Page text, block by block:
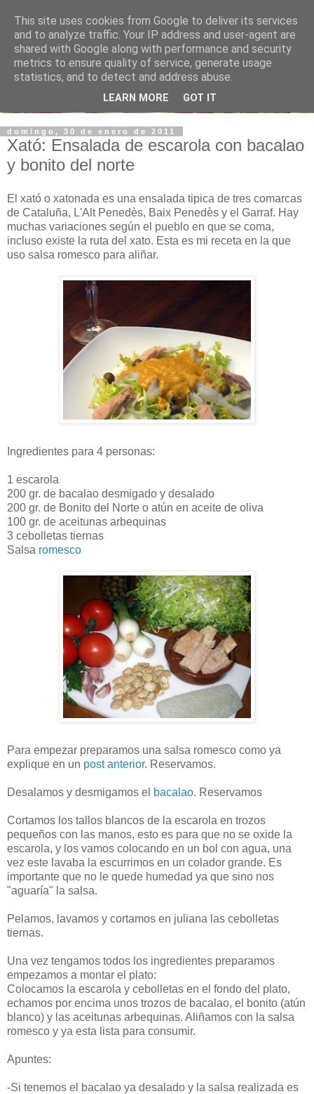
domingo, 30 de enero de 2011
Xató: Ensalada de escarola con bacalao
y bonito del norte
El xató o xatonada es una ensalada tipica de tres comarcas
de Cataluña, L'Alt Penedès, Baix Penedès y el Garraf. Hay
muchas variaciones según el pueblo en que se coma,
incluso existe la ruta del xato. Esta es mi receta en la que
uso salsa romesco para aliñar.
Ingredientes para 4 personas:
1 escarola
200 gr. de bacalao desmigado y desalado
200 gr. de Bonito del Norte o atún en aceite de oliva
100 gr. de aceitunas arbequinas
3 cebolletas tiernas
Salsa romesco
Para empezar preparamos una salsa romesco como ya
explique en un post anterior. Reservamos.
Desalamos y desmigamos el bacalao. Reservamos
Cortamos los tallos blancos de la escarola en trozos
pequeños con las manos, esto es para que no se oxide la
escarola, y los vamos colocando en un bol con agua, una
vez este lavaba la escurrimos en un colador grande. Es
importante que no le quede humedad ya que sino nos
"aguaría" la salsa.
Pelamos, lavamos y cortamos en juliana las cebolletas
tiernas.
Una vez tengamos todos los ingredientes preparamos
empezamos a montar el plato:
Colocamos la escarola y cebolletas en el fondo del plato,
echamos por encima unos trozos de bacalao, el bonito (atún
blanco) y las aceitunas arbequinas. Aliñamos con la salsa
romesco y ya esta lista para consumir.
Apuntes:
-Si tenemos el bacalao ya desalado y la salsa realizada es
This site uses cookies from Google to deliver its services
and to analyze traffic. Your IP address and user-agent are
shared with Google along with performance and security
metrics to ensure quality of service, generate usage
statistics, and to detect and address abuse.
LEARN MORE GOT IT